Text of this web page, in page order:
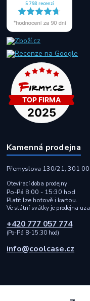
Kamenná prodejna
Přemyslova 130/21, 301
Otevírací doba prodejny:
Po-Pá 8:00 - 15:30 hod
Platit lze hotově i kartou.
Ve státní svátky je prodejna
+420 777 057 774
(Po-Pá 8-15:30 hod)
info@coolcase.cz